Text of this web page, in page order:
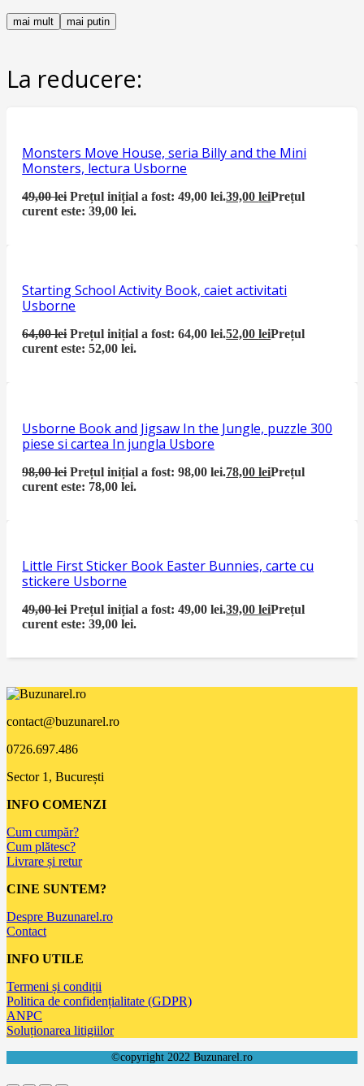
mai mult mai putin
La reducere:
Monsters Move House, seria Billy and the Mini
Monsters, lectura Usborne
49,00lei Prețul inițial a fost: 49,00 lei.39,00leiPrețul
curent este: 39,00 lei.
Starting School Activity Book, caiet activitati
Usborne
64,00lei Prețul inițial a fost: 64,00 lei.52,00leiPrețul
curent este: 52,00 lei.
Usborne Book and Jigsaw In the Jungle, puzzle 300
piese si cartea In jungla Usbore
98,00lei Prețul inițial a fost: 98,00 lei.78,00leiPrețul
curent este: 78,00 lei.
Little First Sticker Book Easter Bunnies, carte cu
stickere Usborne
49,00lei Prețul inițial a fost: 49,00 lei.39,00leiPrețul
curent este: 39,00 lei.
contact@buzunarel.ro
0726.697.486
Sector 1, București
INFO COMENZI
Cum cumpăr?
Cum plătesc?
Livrare și retur
CINE SUNTEM?
Despre Buzunarel.ro
Contact
INFO UTILE
Termeni și condiții
Politica de confidențialitate (GDPR)
ANPC
Soluționarea litigiilor
©copyright 2022 Buzunarel.ro